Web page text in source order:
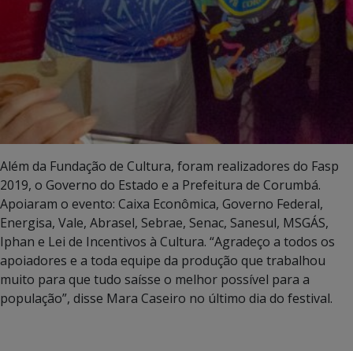
Além da Fundação de Cultura, foram realizadores do Fasp
2019, o Governo do Estado e a Prefeitura de Corumbá.
Apoiaram o evento: Caixa Econômica, Governo Federal,
Energisa, Vale, Abrasel, Sebrae, Senac, Sanesul, MSGÁS,
Iphan e Lei de Incentivos à Cultura. “Agradeço a todos os
apoiadores e a toda equipe da produção que trabalhou
muito para que tudo saísse o melhor possível para a
população”, disse Mara Caseiro no último dia do festival.